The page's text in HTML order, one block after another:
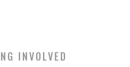
INVOLVED